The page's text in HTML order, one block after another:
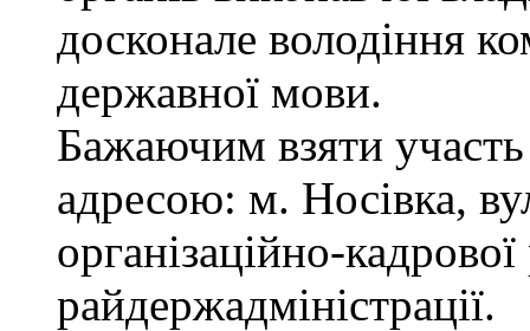
досконале володіння
державної мови.
Бажаючим взяти участь
адресою: м. Носівка,
організаційно-
райдержадміністрації.